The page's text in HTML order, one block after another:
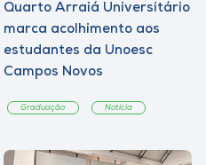
Quarto Arraiá Universitário
marca acolhimento aos
estudantes da Unoesc
Campos Novos
Graduação Notícia